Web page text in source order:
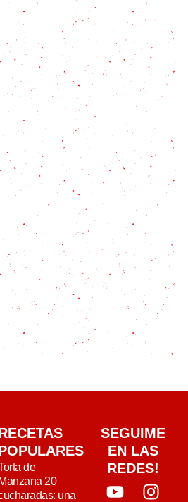
increíbles
los secretos para que quede
de
Manzana 20
una
SEGUIME
EN LAS
REDES!